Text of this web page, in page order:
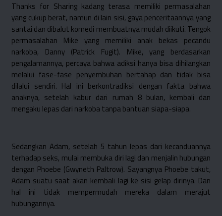
Thanks for Sharing kadang terasa memiliki permasalahan
yang cukup berat, namun di lain sisi, gaya penceritaannya yang
santai dan dibalut komedi membuatnya mudah diikuti. Tengok
permasalahan Mike yang memiliki anak bekas pecandu
narkoba, Danny (Patrick Fugit). Mike, yang berdasarkan
pengalamannya, percaya bahwa adiksi hanya bisa dihilangkan
melalui fase-fase penyembuhan bertahap dan tidak bisa
dilalui sendiri. Hal ini berkontradiksi dengan fakta bahwa
anaknya, setelah kabur dari rumah 8 bulan, kembali dan
mengaku lepas dari narkoba tanpa bantuan siapa-siapa.
Sedangkan Adam, setelah 5 tahun lepas dari kecanduannya
terhadap seks, mulai membuka diri lagi dan menjalin hubungan
dengan Phoebe (Gwyneth Paltrow). Sayangnya Phoebe takut,
Adam suatu saat akan kembali lagi ke sisi gelap dirinya. Dan
hal ini tidak mempermudah mereka dalam merajut
hubungannya.